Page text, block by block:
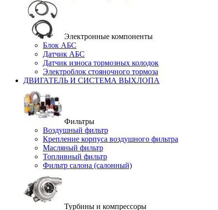
Электронные компоненты
Блок АБС
Датчик АБС
Датчик износа тормозных колодок
Электроблок стояночного тормоза
ДВИГАТЕЛЬ И СИСТЕМА ВЫХЛОПА
Фильтры
Воздушный фильтр
Крепление корпуса воздушного фильтра
Масляный фильтр
Топливный фильтр
Фильтр салона (салонный)
Турбины и компрессоры